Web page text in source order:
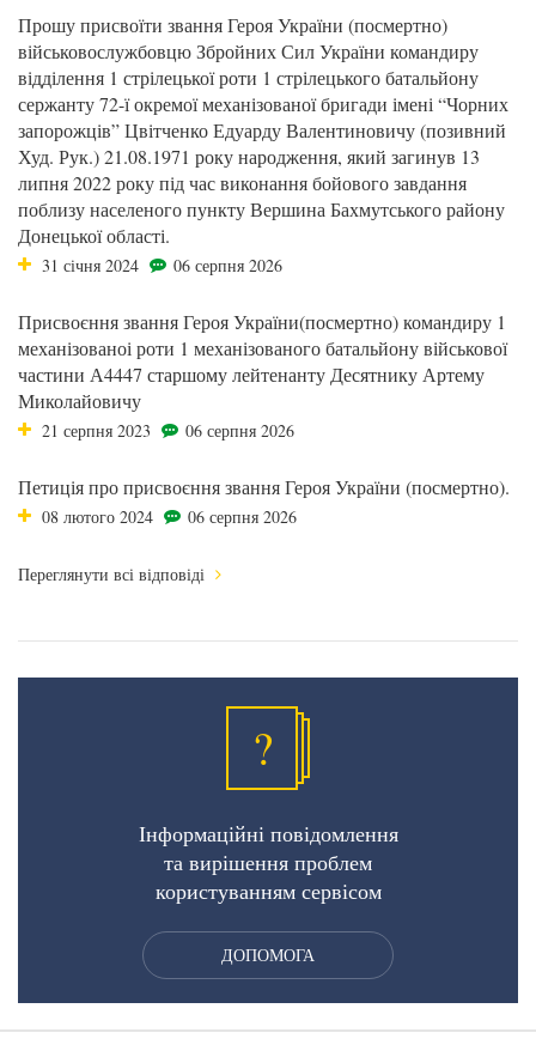
Прошу присвоїти звання Героя України (посмертно)
військовослужбовцю Збройних Сил України командиру
відділення 1 стрілецької роти 1 стрілецького батальйону
сержанту 72-ї окремої механізованої бригади імені “Чорних
запорожців” Цвітченко Едуарду Валентиновичу (позивний
Худ. Рук.) 21.08.1971 року народження, який загинув 13
липня 2022 року під час виконання бойового завдання
поблизу населеного пункту Вершина Бахмутського району
Донецької області.
31 січня 2024 06 серпня 2026
Присвоєння звання Героя України(посмертно) командиру 1
механізованоі роти 1 механізованого батальйону військової
частини А4447 старшому лейтенанту Десятнику Артему
Миколайовичу
21 серпня 2023 06 серпня 2026
Петиція про присвоєння звання Героя України (посмертно).
08 лютого 2024 06 серпня 2026
Переглянути всі відповіді
?
Інформаційні повідомлення
та вирішення проблем
користуванням сервісом
ДОПОМОГА